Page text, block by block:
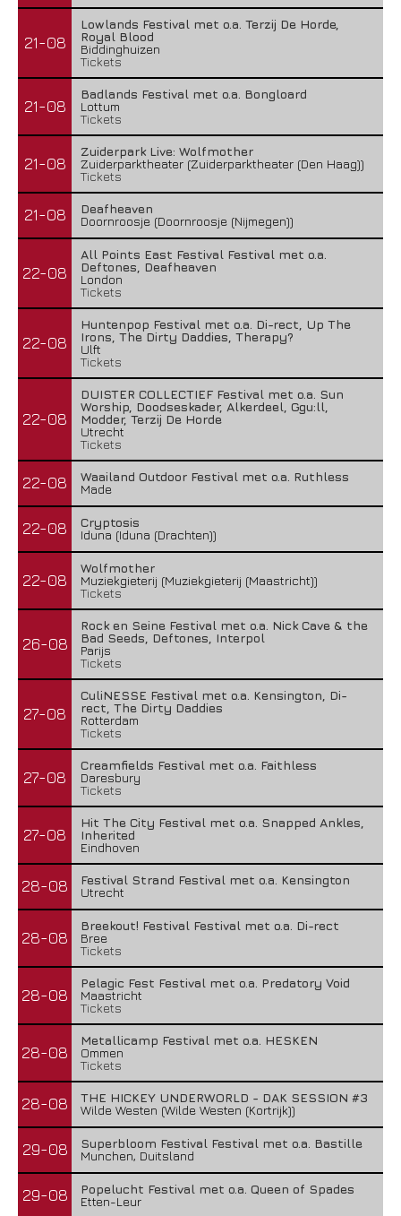
21-08
Lowlands Festival met o.a. Terzij De Horde,
Royal Blood
Biddinghuizen
Tickets
21-08
Badlands Festival met o.a. Bongloard
Lottum
Tickets
21-08
Zuiderpark Live: Wolfmother
Zuiderparktheater (Zuiderparktheater (Den Haag))
Tickets
21-08
Deafheaven
Doornroosje (Doornroosje (Nijmegen))
22-08
All Points East Festival Festival met o.a.
Deftones, Deafheaven
London
Tickets
22-08
Huntenpop Festival met o.a. Di-rect, Up The
Irons, The Dirty Daddies, Therapy?
Ulft
Tickets
22-08
DUISTER COLLECTIEF Festival met o.a. Sun
Worship, Doodseskader, Alkerdeel, Ggu:ll,
Modder, Terzij De Horde
Utrecht
Tickets
22-08
Waailand Outdoor Festival met o.a. Ruthless
Made
22-08
Cryptosis
Iduna (Iduna (Drachten))
22-08
Wolfmother
Muziekgieterij (Muziekgieterij (Maastricht))
Tickets
26-08
Rock en Seine Festival met o.a. Nick Cave & the
Bad Seeds, Deftones, Interpol
Parijs
Tickets
27-08
CuliNESSE Festival met o.a. Kensington, Di-
rect, The Dirty Daddies
Rotterdam
Tickets
27-08
Creamfields Festival met o.a. Faithless
Daresbury
Tickets
27-08
Hit The City Festival met o.a. Snapped Ankles,
Inherited
Eindhoven
28-08
Festival Strand Festival met o.a. Kensington
Utrecht
28-08
Breekout! Festival Festival met o.a. Di-rect
Bree
Tickets
28-08
Pelagic Fest Festival met o.a. Predatory Void
Maastricht
Tickets
28-08
Metallicamp Festival met o.a. HESKEN
Ommen
Tickets
28-08
THE HICKEY UNDERWORLD - DAK SESSION #3
Wilde Westen (Wilde Westen (Kortrijk))
29-08
Superbloom Festival Festival met o.a. Bastille
Munchen, Duitsland
29-08
Popelucht Festival met o.a. Queen of Spades
Etten-Leur